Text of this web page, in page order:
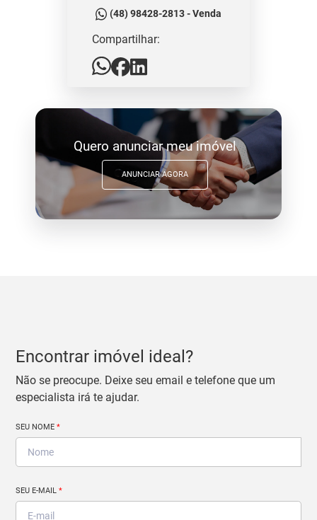
(48) 98428-2813 - Venda
Compartilhar:
Quero anunciar meu imóvel
ANUNCIAR AGORA
Encontrar imóvel ideal?
Não se preocupe. Deixe seu email e telefone que um
especialista irá te ajudar.
SEU NOME*
SEU E-MAIL*